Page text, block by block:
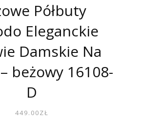
Półbuty
Eleganckie
Damskie Na
beżowy 16108-
D
449.00ZŁ